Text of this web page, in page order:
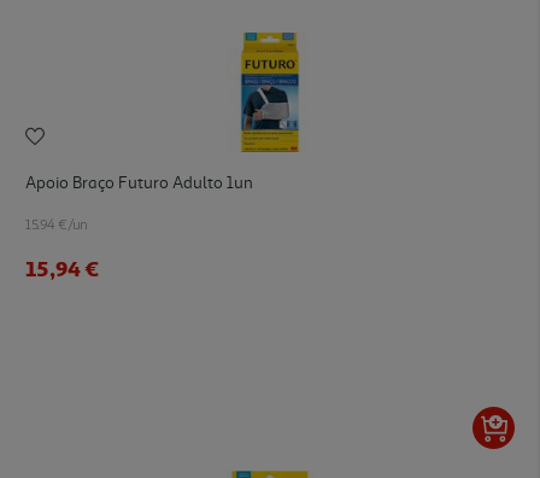
Apoio Braço Futuro Adulto 1un
15.94 €/un
15,94 €